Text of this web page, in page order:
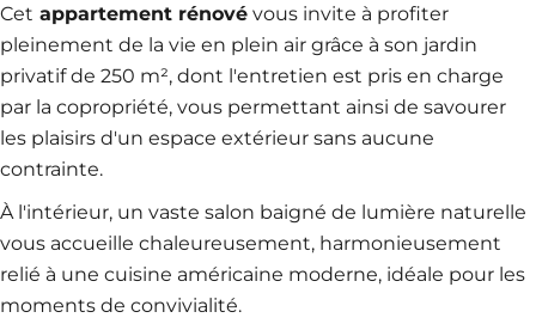
Cet appartement rénové vous invite à profiter
pleinement de la vie en plein air grâce à son jardin
privatif de 250 m², dont l'entretien est pris en charge
par la copropriété, vous permettant ainsi de savourer
les plaisirs d'un espace extérieur sans aucune
contrainte.
À l'intérieur, un vaste salon baigné de lumière naturelle
vous accueille chaleureusement, harmonieusement
relié à une cuisine américaine moderne, idéale pour les
moments de convivialité.